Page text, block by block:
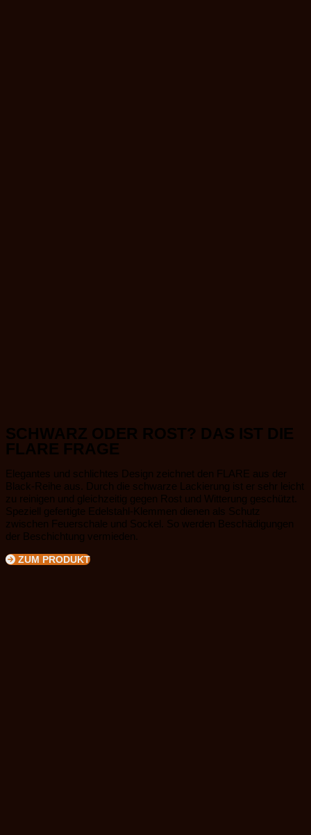
SCHWARZ ODER ROST? DAS IST DIE
FLARE FRAGE
Elegantes und schlichtes Design zeichnet den FLARE aus der
Black-Reihe aus. Durch die schwarze Lackierung ist er sehr leicht
zu reinigen und gleichzeitig gegen Rost und Witterung geschützt.
Speziell gefertigte Edelstahl-Klemmen dienen als Schutz
zwischen Feuerschale und Sockel. So werden Beschädigungen
der Beschichtung vermieden.
ZUM PRODUKT